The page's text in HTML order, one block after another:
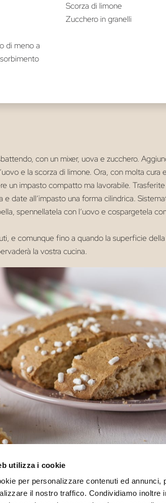
utilizza i cookie
per personalizzare contenuti ed annunci,
il nostro traffico. Condividiamo inoltre
di meno a
Scorza di limone
Zucchero in granelli
con un mixer, uova e zucchero.
e la scorza di limone. Ora, con molta cura
un impasto compatto ma lavorabile.
date all’impasto una forma cilindrica.
spennellatela con l’uovo e cospargetela
e comunque fino a quando la superficie della
la vostra cucina.